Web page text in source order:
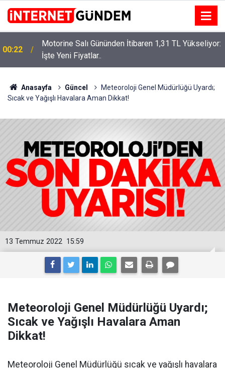
00:22
Motorine Salı Gününden İtibaren 1,31 TL Yükseliyor:
İşte Yeni Fiyatlar..
Anasayfa Güncel
Meteoroloji Genel Müdürlüğü Uyardı;
Sıcak ve Yağışlı Havalara Aman Dikkat!
15:59
13 Temmuz 2022
Meteoroloji Genel Müdürlüğü Uyardı;
Sıcak ve Yağışlı Havalara Aman
Dikkat!
Meteoroloji Genel Müdürlüğü sıcak ve yağışlı havalara